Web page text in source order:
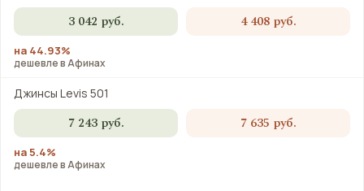
3 042 руб. 4 408 руб.
на 44.93%
дешевле в Афинах
Джинсы Levis 501
7 243 руб. 7 635 руб.
на 5.4%
дешевле в Афинах